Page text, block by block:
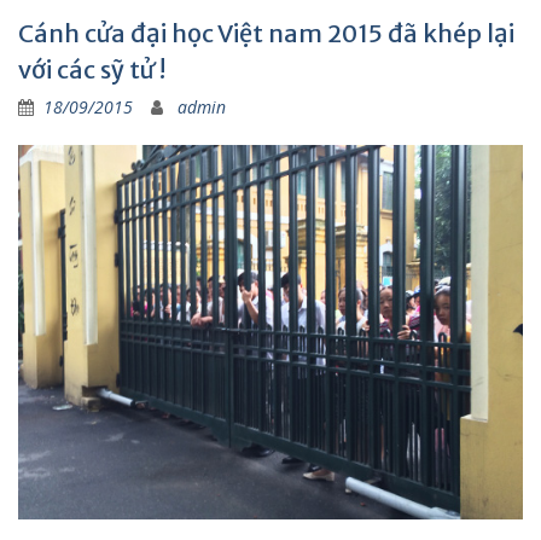
Cánh cửa đại học Việt nam 2015 đã khép lại
với các sỹ tử !
18/09/2015 admin